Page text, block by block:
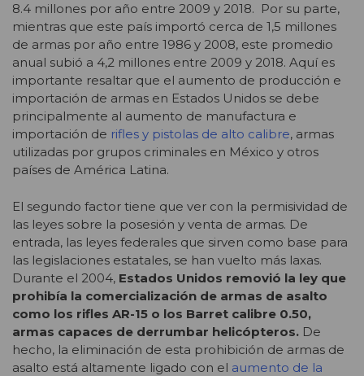
8.4 millones por año entre 2009 y 2018. Por su parte,
mientras que este país importó cerca de 1,5 millones
de armas por año entre 1986 y 2008, este promedio
anual subió a 4,2 millones entre 2009 y 2018. Aquí es
importante resaltar que el aumento de producción e
importación de armas en Estados Unidos se debe
principalmente al aumento de manufactura e
importación de rifles y pistolas de alto calibre, armas
utilizadas por grupos criminales en México y otros
países de América Latina.
El segundo factor tiene que ver con la permisividad de
las leyes sobre la posesión y venta de armas. De
entrada, las leyes federales que sirven como base para
las legislaciones estatales, se han vuelto más laxas.
Durante el 2004, Estados Unidos removió la ley que
prohibía la comercialización de armas de asalto
como los rifles AR-15 o los Barret calibre 0.50,
armas capaces de derrumbar helicópteros. De
hecho, la eliminación de esta prohibición de armas de
asalto está altamente ligado con el aumento de la